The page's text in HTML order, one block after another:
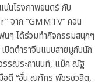
นโรงภาพยนตร์ กับ
จาก “GMMTV” คอน
นๆ ได้ร่วมทำกิจกรรมสนุกๆ
ปิดตำราจีบแบบสายมูกับนัก
รรณระกานนท์, แม็ค ณัฐ
ดี “อั๋น ณภัทร พัชรชวลิต,